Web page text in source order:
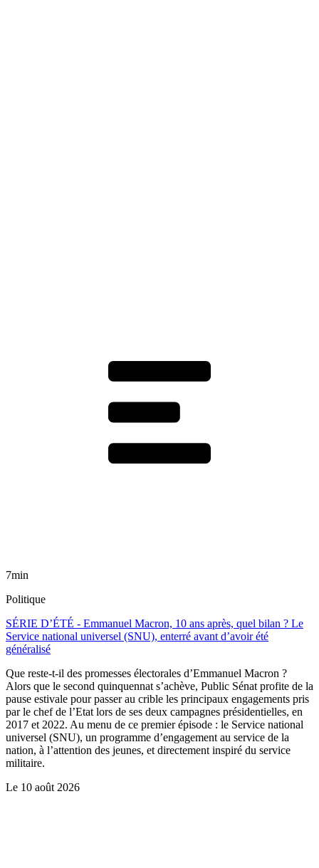
7min
Politique
SÉRIE D’ÉTÉ - Emmanuel Macron, 10 ans après, quel bilan ? Le
Service national universel (SNU), enterré avant d’avoir été
généralisé
Que reste-t-il des promesses électorales d’Emmanuel Macron ?
Alors que le second quinquennat s’achève, Public Sénat profite de la
pause estivale pour passer au crible les principaux engagements pris
par le chef de l’Etat lors de ses deux campagnes présidentielles, en
2017 et 2022. Au menu de ce premier épisode : le Service national
universel (SNU), un programme d’engagement au service de la
nation, à l’attention des jeunes, et directement inspiré du service
militaire.
Le 10 août 2026